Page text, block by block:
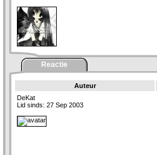
Reactie
Auteur
DeKat
Lid sinds: 27 Sep 2003